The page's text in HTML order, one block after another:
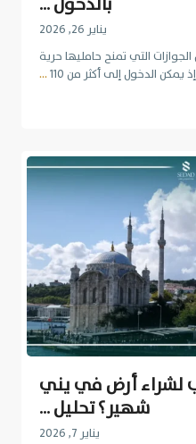
يناير 26, 2026
التي تمنح حامليها حرية
الدخول إلى أكثر من 110
...
لشراء أرض في يني
شهير؟ تحليل ...
يناير 7, 2026